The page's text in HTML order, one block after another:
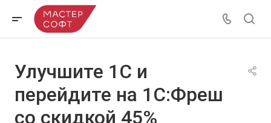
Улучшите 1С и
перейдите на 1С:Фреш
со скидкой 45%